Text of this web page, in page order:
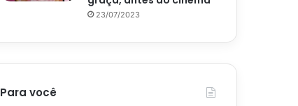
23/07/2023
Para você